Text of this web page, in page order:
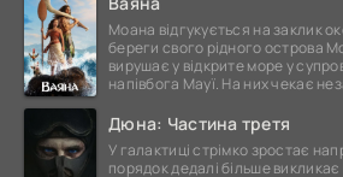
Моана відгукується на заклик
береги свого рідного острова
вирушає у відкрите море у
напівбога Мауї. На них чекає
Дюна: Частина третя
У галактиці стрімко зростає
порядок дедалі більше